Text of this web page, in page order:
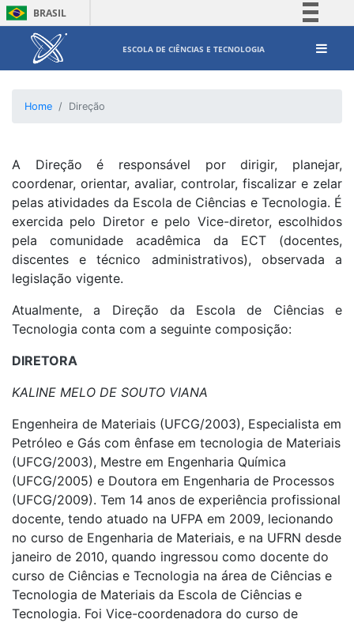
BRASIL
Canais
ESCOLA DE CIÊNCIAS E TECNOLOGIA
Home Direção
A Direção é responsável por dirigir, planejar,
coordenar, orientar, avaliar, controlar, fiscalizar e zelar
pelas atividades da Escola de Ciências e Tecnologia. É
exercida pelo Diretor e pelo Vice-diretor, escolhidos
pela comunidade acadêmica da ECT (docentes,
discentes e técnico administrativos), observada a
legislação vigente.
Atualmente, a Direção da Escola de Ciências e
Tecnologia conta com a seguinte composição:
DIRETORA
KALINE MELO DE SOUTO VIANA
Engenheira de Materiais (UFCG/2003), Especialista em
Petróleo e Gás com ênfase em tecnologia de Materiais
(UFCG/2003), Mestre em Engenharia Química
(UFCG/2005) e Doutora em Engenharia de Processos
(UFCG/2009). Tem 14 anos de experiência profissional
docente, tendo atuado na UFPA em 2009, lecionando
no curso de Engenharia de Materiais, e na UFRN desde
janeiro de 2010, quando ingressou como docente do
curso de Ciências e Tecnologia na área de Ciências e
Tecnologia de Materiais da Escola de Ciências e
Tecnologia. Foi Vice-coordenadora do curso de